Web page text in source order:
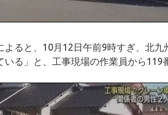
よると、10月12日午前9時すぎ、北
いる」と、工事現場の作業員から119